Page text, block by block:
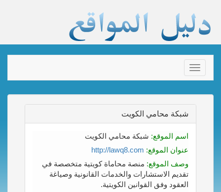
Toggle
navigation
شبكة محامي الكويت
اسم الموقع: شبكة محامي الكويت
عنوان الموقع: http://lawq8.com
وصف الموقع: منصة محاماة كويتية متخصصة في
تقديم الاستشارات والخدمات القانونية وصياغة
العقود وفق القوانين الكويتية.